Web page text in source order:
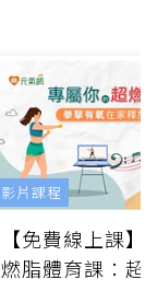
【免費線上課
燃脂體育課：超
影片課程